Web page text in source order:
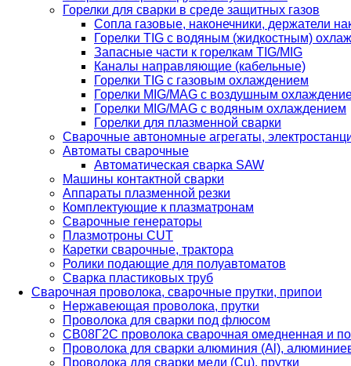
Горелки для сварки в среде защитных газов
Сопла газовые, наконечники, держатели
Горелки TIG с водяным (жидкостным)
Запасные части к горелкам TIG/MIG
Каналы направляющие (кабельные)
Горелки TIG с газовым охлаждением
Горелки MIG/MAG с воздушным
Горелки MIG/MAG с водяным охлаждением
Горелки для плазменной сварки
Сварочные автономные агрегаты,
Автоматы сварочные
Автоматическая сварка SAW
Машины контактной сварки
Аппараты плазменной резки
Комплектующие к плазматронам
Сварочные генераторы
Плазмотроны CUT
Каретки сварочные, трактора
Ролики подающие для полуавтоматов
Сварка пластиковых труб
Сварочная проволока, сварочные прутки, припои
Нержавеющая проволока, прутки
Проволока для сварки под флюсом
СВ08Г2С проволока сварочная омедненная и
Проволока для сварки алюминия (Al),
Проволока для сварки меди (Cu), прутки